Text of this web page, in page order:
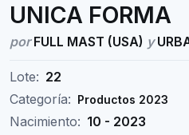
UNICA FORMA
porFULL MAST (USA) y
Lote: 22
Categoría: Productos 2023
Nacimiento: 10 - 2023